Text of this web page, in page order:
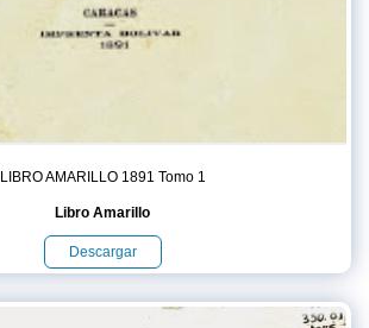
LIBRO AMARILLO 1891 Tomo 1
Libro Amarillo
Descargar